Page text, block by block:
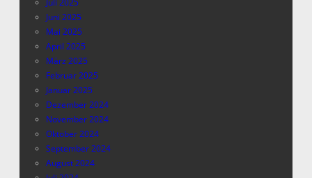
Juli 2025
Juni 2025
Mai 2025
April 2025
März 2025
Februar 2025
Januar 2025
Dezember 2024
November 2024
Oktober 2024
September 2024
August 2024